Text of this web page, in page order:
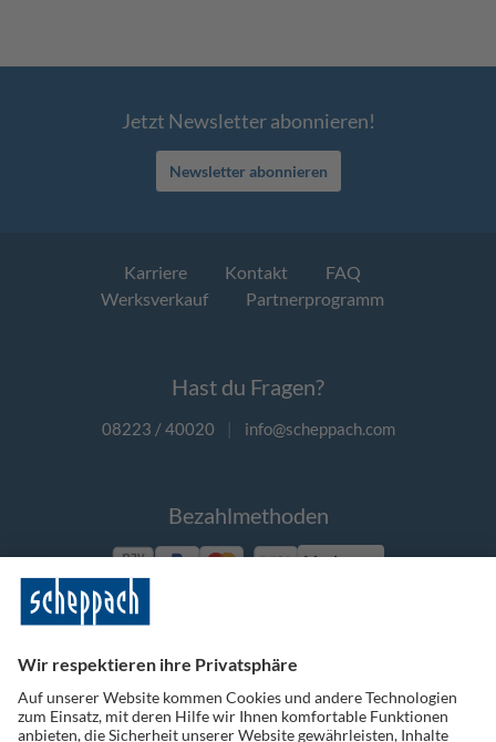
Jetzt Newsletter abonnieren!
Newsletter abonnieren
Karriere Kontakt
FAQ
Werksverkauf
Partnerprogramm
Hast du Fragen?
08223 / 40020 | info@scheppach.com
Bezahlmethoden
Vorkasse
Folge uns auf Social Media